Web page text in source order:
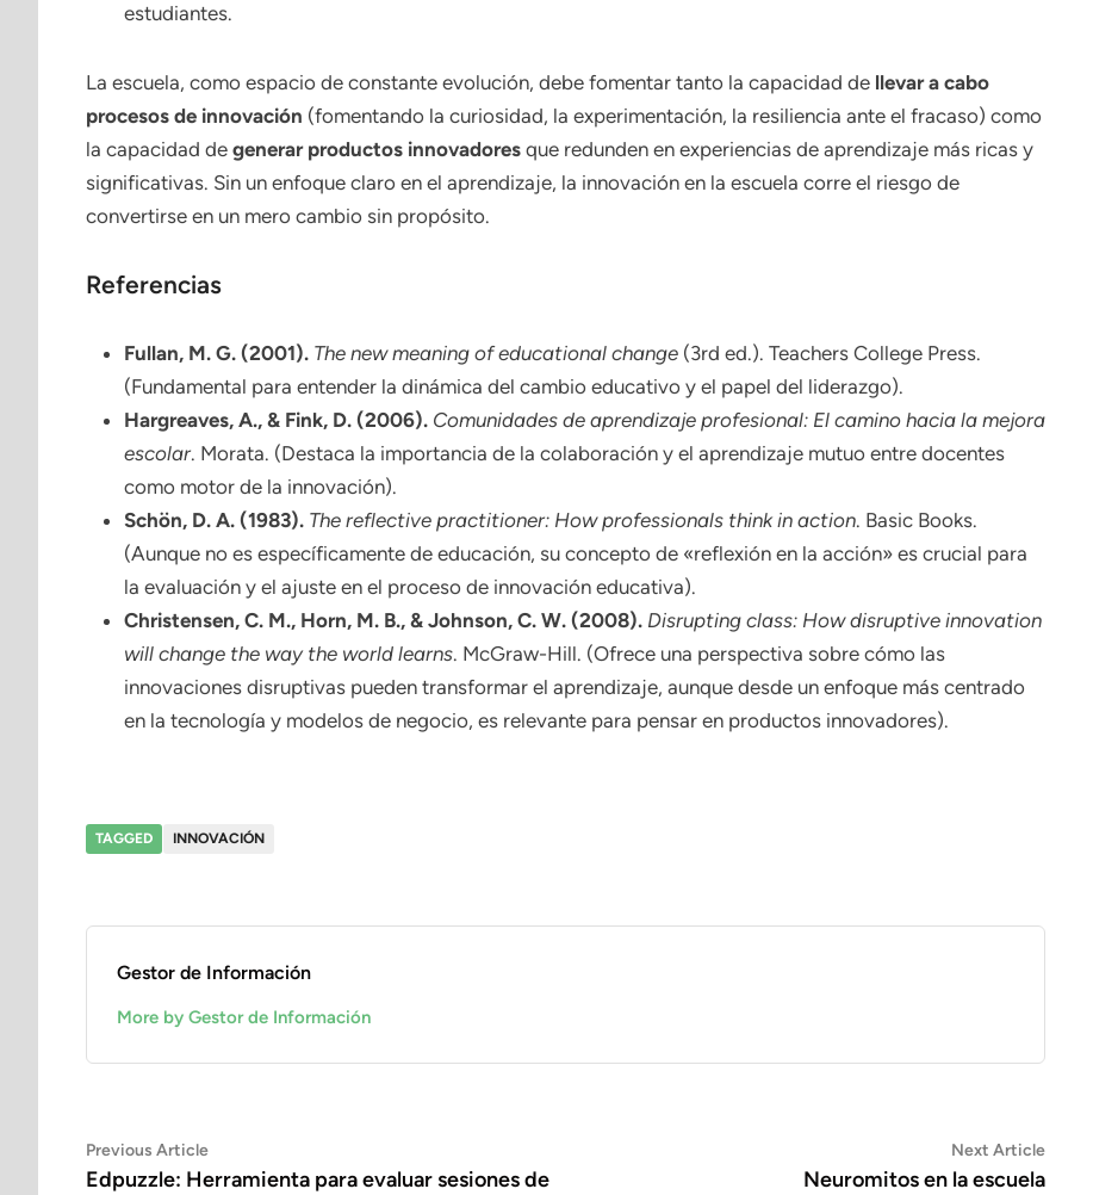
estudiantes.
La escuela, como espacio de constante evolución, debe fomentar tanto la capacidad de llevar a cabo
procesos de innovación (fomentando la curiosidad, la experimentación, la resiliencia ante el fracaso) como
la capacidad de generar productos innovadores que redunden en experiencias de aprendizaje más ricas y
significativas. Sin un enfoque claro en el aprendizaje, la innovación en la escuela corre el riesgo de
convertirse en un mero cambio sin propósito.
Referencias
Fullan, M. G. (2001). The new meaning of educational change (3rd ed.). Teachers College Press.
(Fundamental para entender la dinámica del cambio educativo y el papel del liderazgo).
Hargreaves, A., & Fink, D. (2006). Comunidades de aprendizaje profesional: El camino hacia la mejora
escolar. Morata. (Destaca la importancia de la colaboración y el aprendizaje mutuo entre docentes
como motor de la innovación).
Schön, D. A. (1983). The reflective practitioner: How professionals think in action. Basic Books.
(Aunque no es específicamente de educación, su concepto de «reflexión en la acción» es crucial para
la evaluación y el ajuste en el proceso de innovación educativa).
Christensen, C. M., Horn, M. B., & Johnson, C. W. (2008). Disrupting class: How disruptive innovation
will change the way the world learns. McGraw-Hill. (Ofrece una perspectiva sobre cómo las
innovaciones disruptivas pueden transformar el aprendizaje, aunque desde un enfoque más centrado
en la tecnología y modelos de negocio, es relevante para pensar en productos innovadores).
TAGGED INNOVACIÓN
Gestor de Información
More by Gestor de Información
Navegación
Previous ArticlePrevious
article:
Edpuzzle: Herramienta para evaluar sesiones de
Next ArticleNext
article:
Neuromitos en la escuela